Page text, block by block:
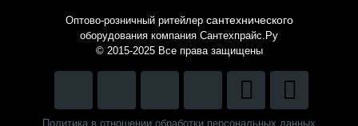
Оптово-розничный ритейлер сантехнического
оборудования компания Сантехпрайс.Ру
© 2015-2025 Все права защищены
Политика в отношении обработки персональных данных